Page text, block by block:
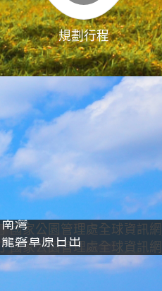
規劃行程
南灣
龍磐草原日出